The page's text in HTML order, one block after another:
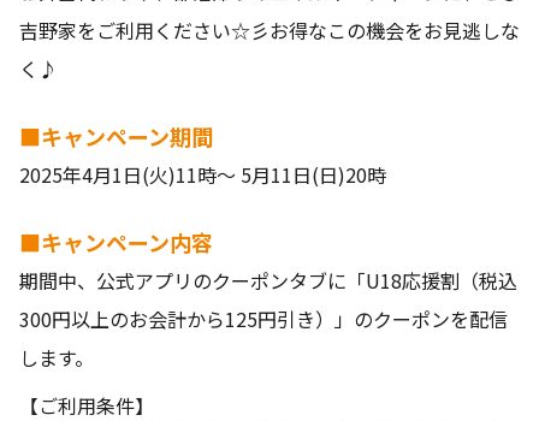
吉野家をご利用ください☆彡お得なこの機会をお見逃しな
く♪
■キャンペーン期間
2025年4月1日(火)11時～ 5月11日(日)20時
■キャンペーン内容
期間中、公式アプリのクーポンタブに「U18応援割（税込
300円以上のお会計から125円引き）」のクーポンを配信
します。
【ご利用条件】